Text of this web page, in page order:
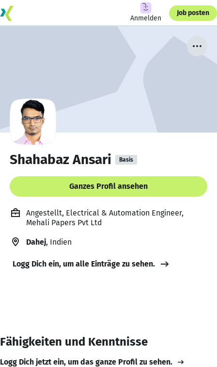
Anmelden
Job posten
Shahabaz Ansari Basis
Ganzes Profil ansehen
Angestellt, Electrical & Automation Engineer,
Mehali Papers Pvt Ltd
Dahej, Indien
Logg Dich ein, um alle Einträge zu sehen.
Fähigkeiten und Kenntnisse
Logg Dich jetzt ein, um das ganze Profil zu sehen.